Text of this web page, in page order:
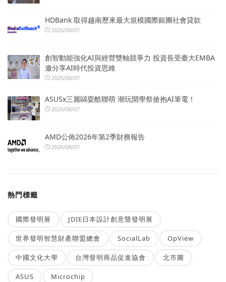
HDBank 取得越南歷來最大規模國際銀團社會貸款
2026/08/07
創智動能強化AI與經營雙軸競爭力 投資長受臺大EMBA
邀分享AI時代投資思維
2026/08/07
ASUSx三麗鷗耍酷聯萌 潮玩開學祭搶抱AI筆電！
2026/08/07
AMD公佈2026年第2季財務報告
2026/08/07
熱門標籤
國際發明展 JDIE日本設計創意暨發明展
世界發明智慧財產聯盟總會 SocialLab OpView
中國文化大學 台灣發明商品促進協會 北市圖
ASUS Microchip